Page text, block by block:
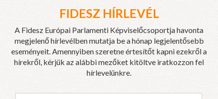
FIDESZ HÍRLEVÉL
A Fidesz Európai Parlamenti Képviselőcsoportja havonta
megjelenő hírlevélben mutatja be a hónap legjelentősebb
eseményeit. Amennyiben szeretne értesítőt kapni ezekről a
hírekről, kérjük az alábbi mezőket kitöltve iratkozzon fel
hírlevelünkre.